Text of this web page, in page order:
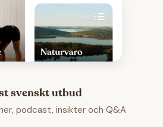
svenskt utbud
podcast, insikter och Q&A